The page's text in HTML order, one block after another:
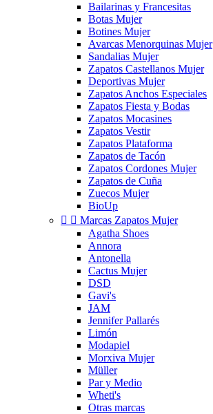
Bailarinas y Francesitas
Botas Mujer
Botines Mujer
Avarcas Menorquinas Mujer
Sandalias Mujer
Zapatos Castellanos Mujer
Deportivas Mujer
Zapatos Anchos Especiales
Zapatos Fiesta y Bodas
Zapatos Mocasines
Zapatos Vestir
Zapatos Plataforma
Zapatos de Tacón
Zapatos Cordones Mujer
Zapatos de Cuña
Zuecos Mujer
BioUp
  Marcas Zapatos Mujer
Agatha Shoes
Annora
Antonella
Cactus Mujer
DSD
Gavi's
JAM
Jennifer Pallarés
Limón
Modapiel
Morxiva Mujer
Müller
Par y Medio
Wheti's
Otras marcas